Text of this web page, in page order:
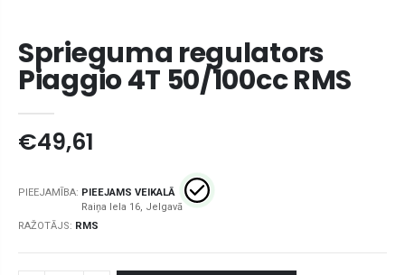
Sprieguma regulators
Piaggio 4T 50/100cc RMS
€49,61
PIEEJAMĪBA: PIEEJAMS VEIKALĀ
RAŽOTĀJS: RMS